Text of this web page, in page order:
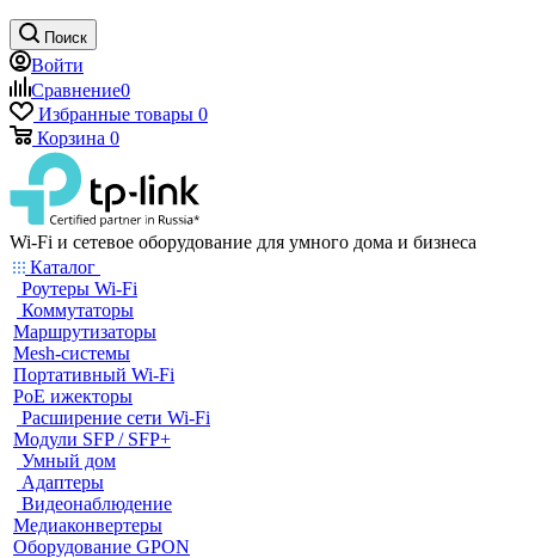
Поиск
Войти
Сравнение0
Избранные товары 0
Корзина 0
Wi-Fi и сетевое оборудование для умного дома и бизнеса
Каталог
Роутеры Wi-Fi
Коммутаторы
Маршрутизаторы
Mesh-системы
Портативный Wi-Fi
PoE ижекторы
Расширение сети Wi‑Fi
Модули SFP / SFP+
Умный дом
Адаптеры
Видеонаблюдение
Медиаконвертеры
Оборудование GPON